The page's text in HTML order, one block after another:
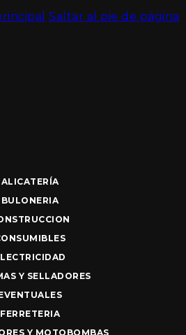
Saltar al pie de página
ALICATERÍA
BULONERIA
Y SELLADORES
FERRETERIA
Y MOTOBOMBAS